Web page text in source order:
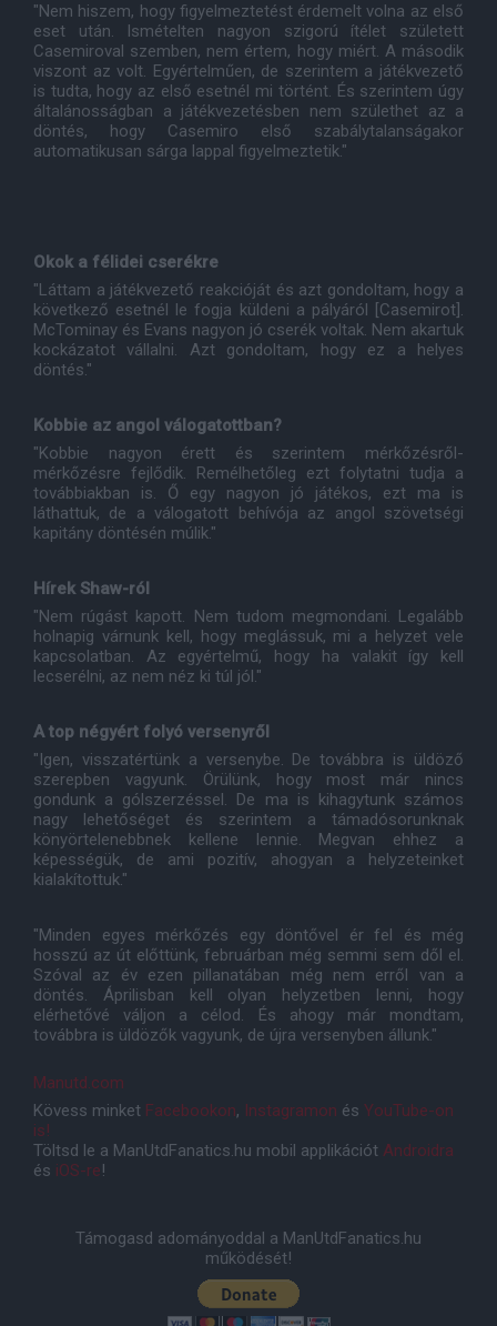
"Nem hiszem, hogy figyelmeztetést érdemelt volna az első
eset után. Ismételten nagyon szigorú ítélet született
Casemiroval szemben, nem értem, hogy miért. A második
viszont az volt. Egyértelműen, de szerintem a játékvezető
is tudta, hogy az első esetnél mi történt. És szerintem úgy
általánosságban a játékvezetésben nem születhet az a
döntés, hogy Casemiro első szabálytalanságakor
automatikusan sárga lappal figyelmeztetik."
Okok a félidei cserékre
"Láttam a játékvezető reakcióját és azt gondoltam, hogy a
következő esetnél le fogja küldeni a pályáról [Casemirot].
McTominay és Evans nagyon jó cserék voltak. Nem akartuk
kockázatot vállalni. Azt gondoltam, hogy ez a helyes
döntés."
Kobbie az angol válogatottban?
"Kobbie nagyon érett és szerintem mérkőzésről-
mérkőzésre fejlődik. Remélhetőleg ezt folytatni tudja a
továbbiakban is. Ő egy nagyon jó játékos, ezt ma is
láthattuk, de a válogatott behívója az angol szövetségi
kapitány döntésén múlik."
Hírek Shaw-ról
"Nem rúgást kapott. Nem tudom megmondani. Legalább
holnapig várnunk kell, hogy meglássuk, mi a helyzet vele
kapcsolatban. Az egyértelmű, hogy ha valakit így kell
lecserélni, az nem néz ki túl jól."
A top négyért folyó versenyről
"Igen, visszatértünk a versenybe. De továbbra is üldöző
szerepben vagyunk. Örülünk, hogy most már nincs
gondunk a gólszerzéssel. De ma is kihagytunk számos
nagy lehetőséget és szerintem a támadósorunknak
könyörtelenebbnek kellene lennie. Megvan ehhez a
képességük, de ami pozitív, ahogyan a helyzeteinket
kialakítottuk."
"Minden egyes mérkőzés egy döntővel ér fel és még
hosszú az út előttünk, februárban még semmi sem dől el.
Szóval az év ezen pillanatában még nem erről van a
döntés. Áprilisban kell olyan helyzetben lenni, hogy
elérhetővé váljon a célod. És ahogy már mondtam,
továbbra is üldözők vagyunk, de újra versenyben állunk."
Manutd.com
Kövess minket Facebookon, Instagramon és YouTube-on
is!
Töltsd le a ManUtdFanatics.hu mobil applikációt Androidra
és iOS-re!
Támogasd adományoddal a ManUtdFanatics.hu
működését!